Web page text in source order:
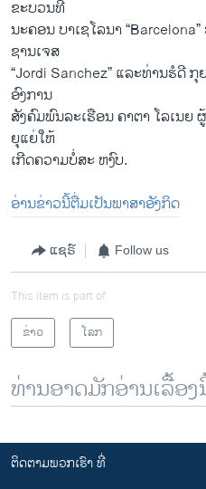
ຂະບວນທີ່
ນະຄອນ ບາເຊໂລນາ
ຊານເຈສ
“Jordi Sanchez” ແລະທ່ານຮໍດີ ກຸ
ອົງການ
ສັງຄົມພົນລະເຮືອນ ຄາຕາ ໂລເນ
ຍຸແຍ່ໃຫ້
ເກີດຄວາມບໍ່ສະ ຫງົບ.
ອ່ານຂ່າວນີ້ຕື່ມເປັນພາສາອັງກິດ
ແຊຣ໌ Follow us
This item is part of
ຂ່າວ
ໂລກ
ທ່ານອາດມັກອ່ານເລື້ອ
ຕິດຕາມພວກເຮົາ ທີ່